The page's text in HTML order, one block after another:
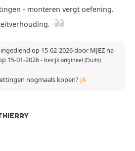
- monteren vergt oefening.
op 15-02-2026 door MJEZ na
15-01-2026- bekijk origineel (Duits)
nogmaals kopen? JA